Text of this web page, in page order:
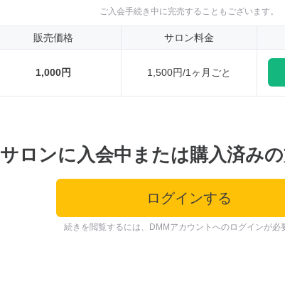
ご入会手続き中に完売することもございます。
販売価格 サロン料金
1,000円 1,500円/1ヶ月ごと
サロンに入会中または購入済み
ログインする
続きを閲覧するには、DMMアカウントへのログインが必